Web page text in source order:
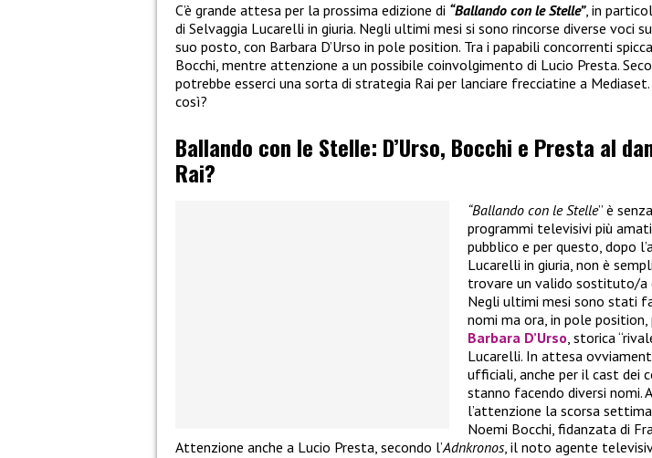
C’è grande attesa per la prossima edizione di “Ballando con le Stelle”, in
di Selvaggia Lucarelli in giuria. Negli ultimi mesi si sono rincorse diverse voci
suo posto, con Barbara D’Urso in pole position. Tra i papabili concorrenti
Bocchi, mentre attenzione a un possibile coinvolgimento di Lucio Presta.
potrebbe esserci una sorta di strategia Rai per lanciare frecciatine a Mediaset.
così?
Ballando con le Stelle: D’Urso, Bocchi e Presta al
Rai?
“Ballando con le Stelle” è
programmi televisivi più
pubblico e per questo, dopo
Lucarelli in giuria, non è
trovare un valido sostituto/a
Negli ultimi mesi sono stati
nomi ma ora, in pole position,
Barbara D’Urso, storica
Lucarelli. In attesa
ufficiali, anche per il cast dei
stanno facendo diversi nomi.
l’attenzione la scorsa
Noemi Bocchi, fidanzata di
Attenzione anche a Lucio Presta, secondo l’Adnkronos, il noto agente